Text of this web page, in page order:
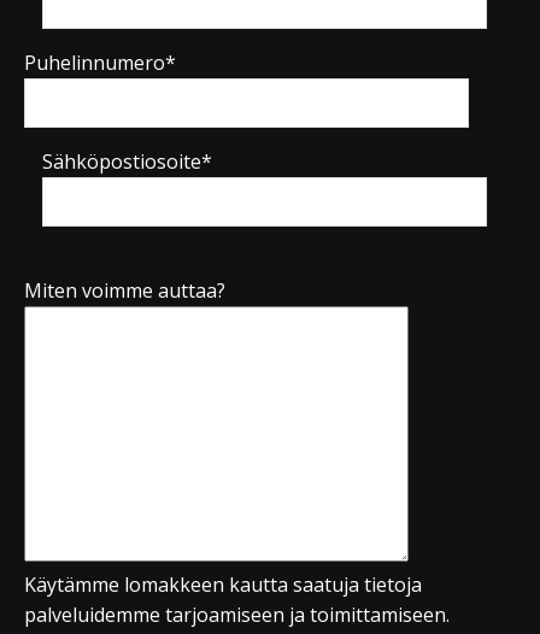
Puhelinnumero*
Sähköpostiosoite*
Miten voimme auttaa?
Käytämme lomakkeen kautta saatuja tietoja
palveluidemme tarjoamiseen ja toimittamiseen.